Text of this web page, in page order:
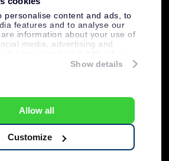
personalise content and ads, to
features and to analyse our
information about your use of
media, advertising and
provided to them or that
Show details
Allow all
Customize